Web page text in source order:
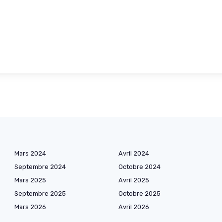
Mars 2024
Avril 2024
Septembre 2024
Octobre 2024
Mars 2025
Avril 2025
Septembre 2025
Octobre 2025
Mars 2026
Avril 2026